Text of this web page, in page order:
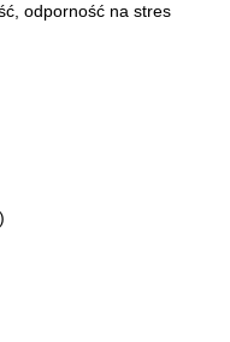
odporność na stres